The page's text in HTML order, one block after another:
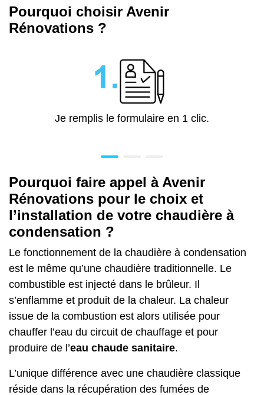
Pourquoi choisir Avenir
Rénovations ?
Je remplis le formulaire en 1 clic.
Pourquoi faire appel à Avenir
Rénovations pour le choix et
l’installation de votre chaudière à
condensation ?
Le fonctionnement de la chaudière à condensation
est le même qu’une chaudière traditionnelle. Le
combustible est injecté dans le brûleur. Il
s’enflamme et produit de la chaleur. La chaleur
issue de la combustion est alors utilisée pour
chauffer l’eau du circuit de chauffage et pour
produire de l’eau chaude sanitaire.
L’unique différence avec une chaudière classique
réside dans la récupération des fumées de